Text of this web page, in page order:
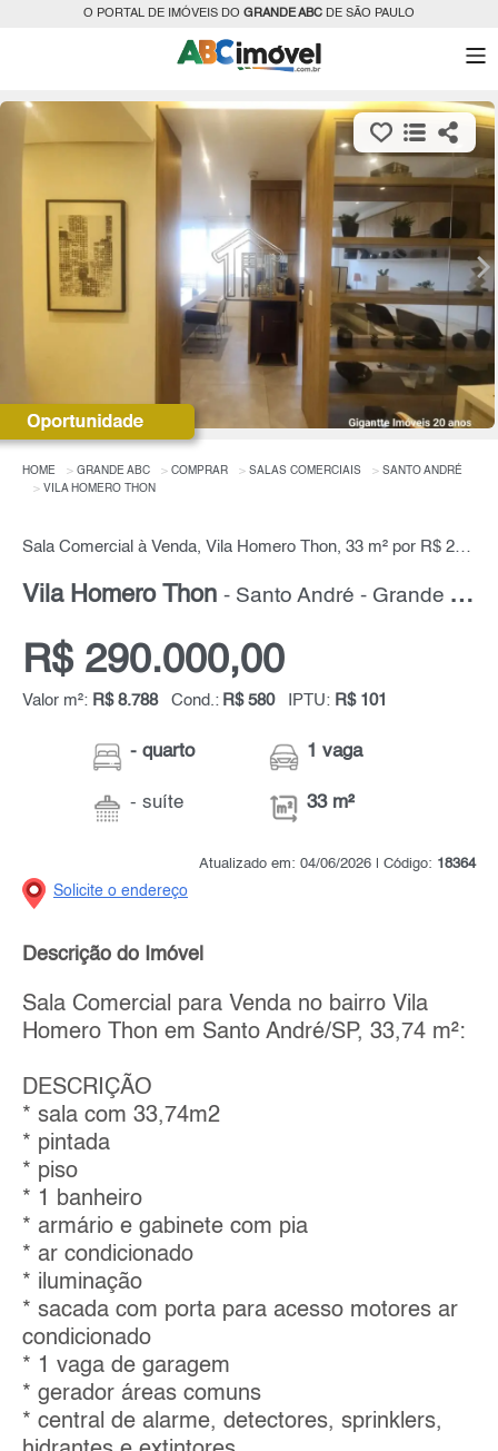
O PORTAL DE IMÓVEIS DO GRANDE ABC DE SÃO PAULO
HOME GRANDE ABC COMPRAR SALAS COMERCIAIS
SANTO ANDRÉ
VILA HOMERO THON
Sala Comercial à Venda, Vila Homero Thon, 33 m² por R$ 290.000,00
Vila Homero Thon - Santo André - Grande ABC
R$ 290.000,00
Valor m²: R$ 8.788 Cond.: R$ 580 IPTU: R$ 101
- quarto
- suíte
1 vaga
33 m²
Atualizado em: 04/06/2026 | Código: 18364
Solicite o endereço
Descrição do Imóvel
Sala Comercial para Venda no bairro Vila
Homero Thon em Santo André/SP, 33,74 m²:
DESCRIÇÃO
* sala com 33,74m2
* pintada
* piso
* 1 banheiro
* armário e gabinete com pia
* ar condicionado
* iluminação
* sacada com porta para acesso motores ar
condicionado
* 1 vaga de garagem
* gerador áreas comuns
* central de alarme, detectores, sprinklers,